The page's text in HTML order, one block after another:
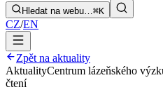
Hledat na webu…⌘K
CZ/EN
Zpět na aktuality
AktualityCentrum lázeňského
čtení